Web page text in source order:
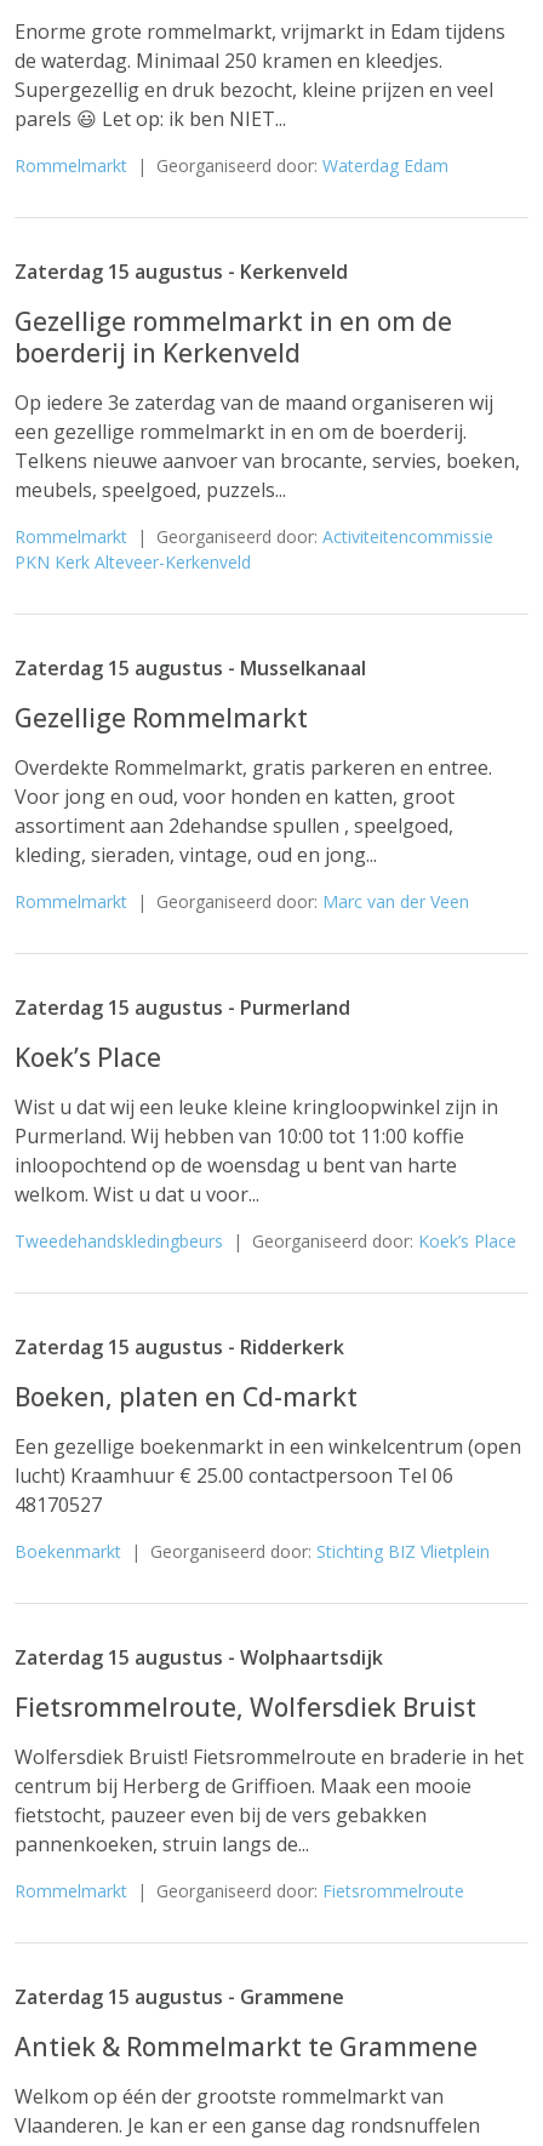
Enorme grote rommelmarkt, vrijmarkt in Edam tijdens
de waterdag. Minimaal 250 kramen en kleedjes.
Supergezellig en druk bezocht, kleine prijzen en veel
parels 😃 Let op: ik ben NIET...
Rommelmarkt | Georganiseerd door: Waterdag Edam
Zaterdag 15 augustus - Kerkenveld
Gezellige rommelmarkt in en om de
boerderij in Kerkenveld
Op iedere 3e zaterdag van de maand organiseren wij
een gezellige rommelmarkt in en om de boerderij.
Telkens nieuwe aanvoer van brocante, servies, boeken,
meubels, speelgoed, puzzels...
Rommelmarkt | Georganiseerd door: Activiteitencommissie
PKN Kerk Alteveer-Kerkenveld
Zaterdag 15 augustus - Musselkanaal
Gezellige Rommelmarkt
Overdekte Rommelmarkt, gratis parkeren en entree.
Voor jong en oud, voor honden en katten, groot
assortiment aan 2dehandse spullen , speelgoed,
kleding, sieraden, vintage, oud en jong...
Rommelmarkt | Georganiseerd door: Marc van der Veen
Zaterdag 15 augustus - Purmerland
Koek’s Place
Wist u dat wij een leuke kleine kringloopwinkel zijn in
Purmerland. Wij hebben van 10:00 tot 11:00 koffie
inloopochtend op de woensdag u bent van harte
welkom. Wist u dat u voor...
Tweedehandskledingbeurs | Georganiseerd door: Koek’s Place
Zaterdag 15 augustus - Ridderkerk
Boeken, platen en Cd-markt
Een gezellige boekenmarkt in een winkelcentrum (open
lucht) Kraamhuur € 25.00 contactpersoon Tel 06
48170527
Boekenmarkt | Georganiseerd door: Stichting BIZ Vlietplein
Zaterdag 15 augustus - Wolphaartsdijk
Fietsrommelroute, Wolfersdiek Bruist
Wolfersdiek Bruist! Fietsrommelroute en braderie in het
centrum bij Herberg de Griffioen. Maak een mooie
fietstocht, pauzeer even bij de vers gebakken
pannenkoeken, struin langs de...
Rommelmarkt | Georganiseerd door: Fietsrommelroute
Zaterdag 15 augustus - Grammene
Antiek & Rommelmarkt te Grammene
Welkom op één der grootste rommelmarkt van
Vlaanderen. Je kan er een ganse dag rondsnuffelen